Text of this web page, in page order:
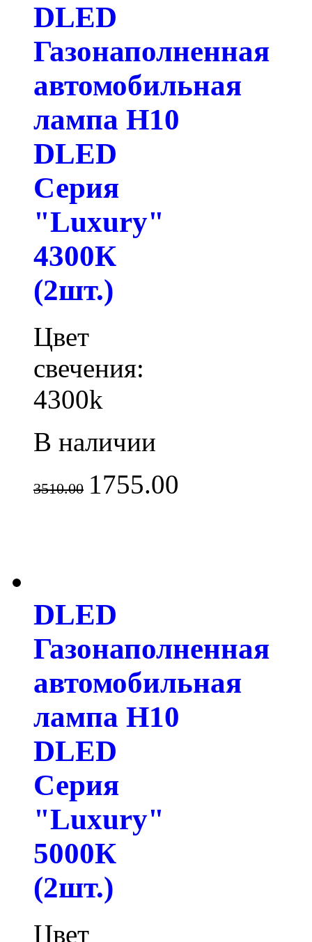
DLED
Газонаполненная
автомобильная
лампа H10
DLED
Серия
"Luxury"
4300К
(2шт.)
Цвет
свечения:
4300k
В наличии
3510.00 1755.00
DLED
Газонаполненная
автомобильная
лампа H10
DLED
Серия
"Luxury"
5000К
(2шт.)
Цвет